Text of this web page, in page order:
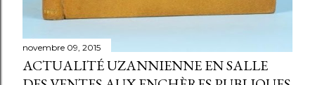
novembre 09, 2015
ACTUALITÉ UZANNIENNE EN SALLE